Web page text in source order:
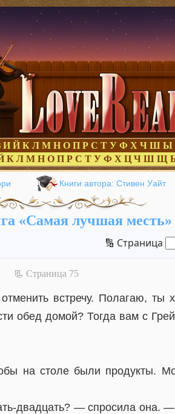
И Й К Л М Н О П Р С Т У Ф Х Ч Ш Ы
К Л М Н О П Р С Т У Ф Х Ц Ч Ш Щ
Книги автора: Стивен Уайт
«Самая лучшая месть»
🔢 Страница
📃 Cтраница 75
встречу. Полагаю, ты
обед домой? Тогда вам с
на столе были продукты.
двадцать? — спросила она. —